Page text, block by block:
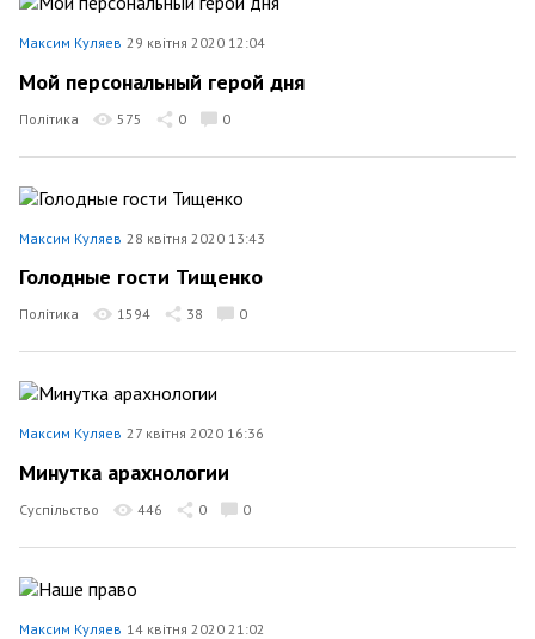
Максим Куляев 29 квітня 2020 12:04
Мой персональный герой дня
Політика 575 0 0
Максим Куляев 28 квітня 2020 13:43
Голодные гости Тищенко
Політика 1594 38 0
Максим Куляев 27 квітня 2020 16:36
Минутка арахнологии
Суспільство 446 0 0
Максим Куляев 14 квітня 2020 21:02